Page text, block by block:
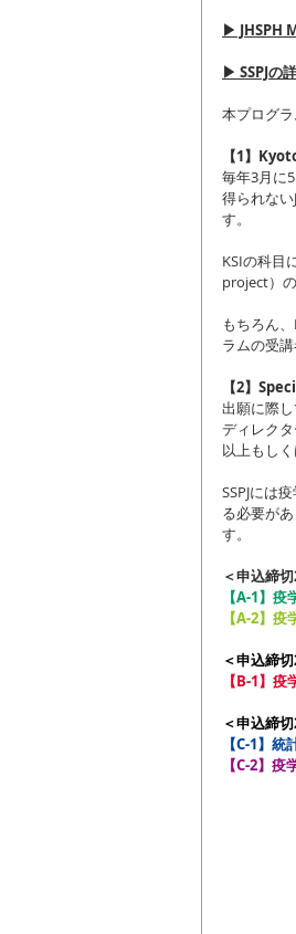
▶ JHSPH
▶ SSPJの
本プログ
【1】
毎年3月に
得られな
す。
KSIの科目
project）
もちろん
ラムの受
【2】
出願に際
ディレク
以上もしく
SSPJには
る必要が
す。
＜申込締
【A-1】
【A-2】
＜申込締
【B-1】
＜申込締
【C-1】
【C-2】